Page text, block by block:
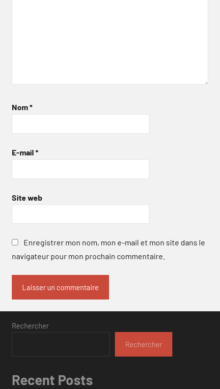
Nom*
E-mail *
Site web
Enregistrer mon nom, mon e-mail et mon site dans le
navigateur pour mon prochain commentaire.
Rechercher
Rechercher
Recent Posts